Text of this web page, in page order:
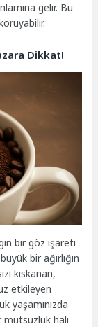
gelir. Bu
Dikkat!
bir göz işareti
bir ağırlığın
kıskanan,
etkileyen
yaşamınızda
mutsuzluk hali